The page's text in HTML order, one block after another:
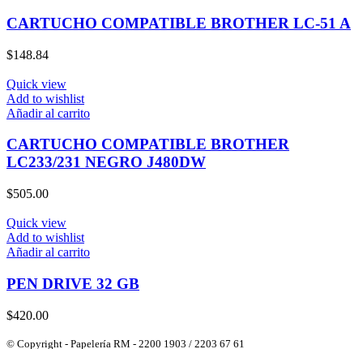
CARTUCHO COMPATIBLE BROTHER LC-51 A
$148.84
Quick view
Add to wishlist
Añadir al carrito
CARTUCHO COMPATIBLE BROTHER
LC233/231 NEGRO J480DW
$505.00
Quick view
Add to wishlist
Añadir al carrito
PEN DRIVE 32 GB
$420.00
© Copyright - Papelería RM - 2200 1903 / 2203 67 61